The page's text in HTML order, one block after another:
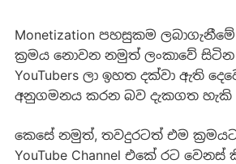
Monetization පහසුකම
ක්‍රමය නොවන නමුත් ලංකාවේ
YouTubers ලා ඉහත දක්වා ඇති
අනුගමනය කරන බව දැකගත හැකි
කෙසේ නමුත්, තවදුරටත් එම
YouTube Channel එකේ ර‍‍ට